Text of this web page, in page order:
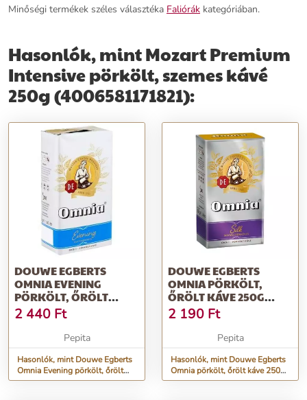
Minőségi termékek széles választéka Faliórák kategóriában.
Hasonlók, mint Mozart Premium
Intensive pörkölt, szemes kávé
250g (4006581171821):
DOUWE EGBERTS
OMNIA EVENING
PÖRKÖLT, ŐRÖLT
KOFFEINMENTES KÁVE
250...
2 440 Ft
Pepita
Hasonlók, mint Douwe Egberts
Omnia Evening pörkölt, őrölt
koffeinmentes káve 250...
DOUWE EGBERTS
OMNIA PÖRKÖLT,
ŐRÖLT KÁVE 250G
(4045431)
2 190 Ft
Pepita
Hasonlók, mint Douwe Egberts
Omnia pörkölt, őrölt káve 250g
(4045431)